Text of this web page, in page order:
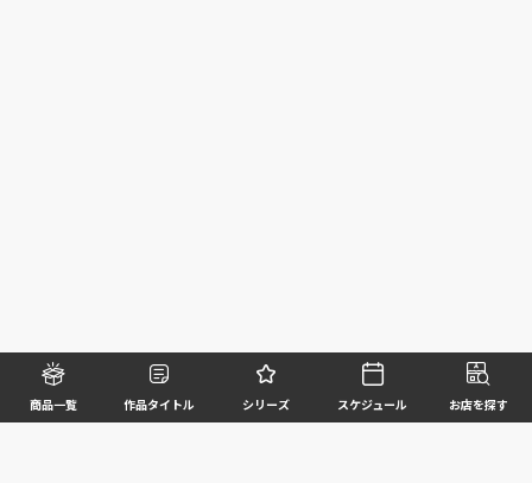
商品一覧 作品タイトル シリーズ スケジュール お店を探す